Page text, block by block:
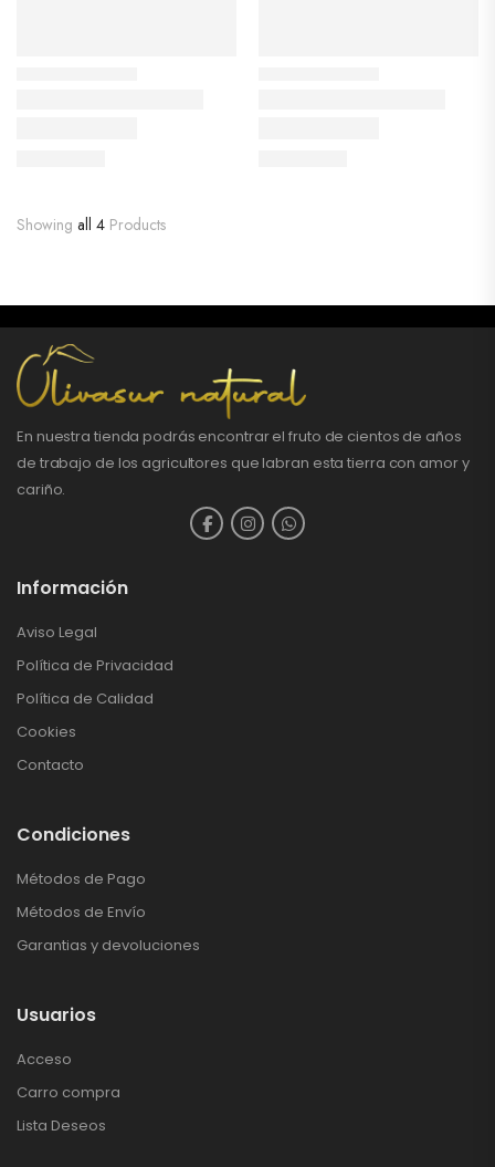
Showing all 4 Products
En nuestra tienda podrás encontrar el fruto de cientos de años
de trabajo de los agricultores que labran esta tierra con amor y
cariño.
Información
Aviso Legal
Política de Privacidad
Política de Calidad
Cookies
Contacto
Condiciones
Métodos de Pago
Métodos de Envío
Garantias y devoluciones
Usuarios
Acceso
Carro compra
Lista Deseos